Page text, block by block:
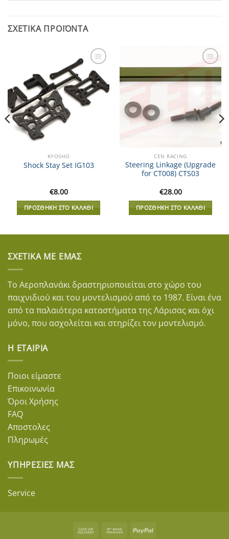
ΣΧΕΤΙΚΆ ΠΡΟΪΌΝΤΑ
Add to
Wishlist
KYOSHO
Shock Stay Set IG103
€8.00
ΠΡΟΣΘΉΚΗ ΣΤΟ ΚΑΛΆΘΙ
Wishlist
CEN RACING
Steering Linkage (Upgrade
for CT008) CTS03
€28.00
ΠΡΟΣΘΉΚΗ ΣΤΟ ΚΑΛΆΘΙ
ΣΧΕΤΙΚΆ ΜΕ ΕΜΆΣ
Το Αεροπλανάκι δραστηριοποιείται στο χώρο του
παιχνιδιού και του μοντελισμού από το 1987. Είναι ένα
από τα παλαιότερα καταστήματα της Λάρισας και όχι
μόνο, που ασχολείται και στηρίζει τον μοντελισμό.
Η ΕΤΑΙΡΊΑ
Ποιοι είμαστε
Επικοινωνία
Όροι Χρήσης
FAQ
Αποστολες
Πληρωμές
ΥΠΗΡΕΣΊΕΣ ΜΑΣ
Service
Cash
Bank
PayPal